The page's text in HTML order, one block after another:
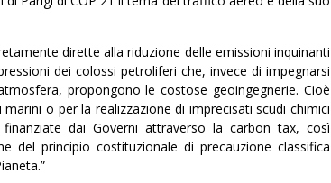
dirette alla riduzione delle emissioni inquinanti
dei colossi petroliferi che, invece di impegnarsi
propongono le costose geoingegnerie. Cioè
o per la realizzazione di imprecisati scudi chimici
dai Governi attraverso la carbon tax, così
del principio costituzionale di precauzione classifica